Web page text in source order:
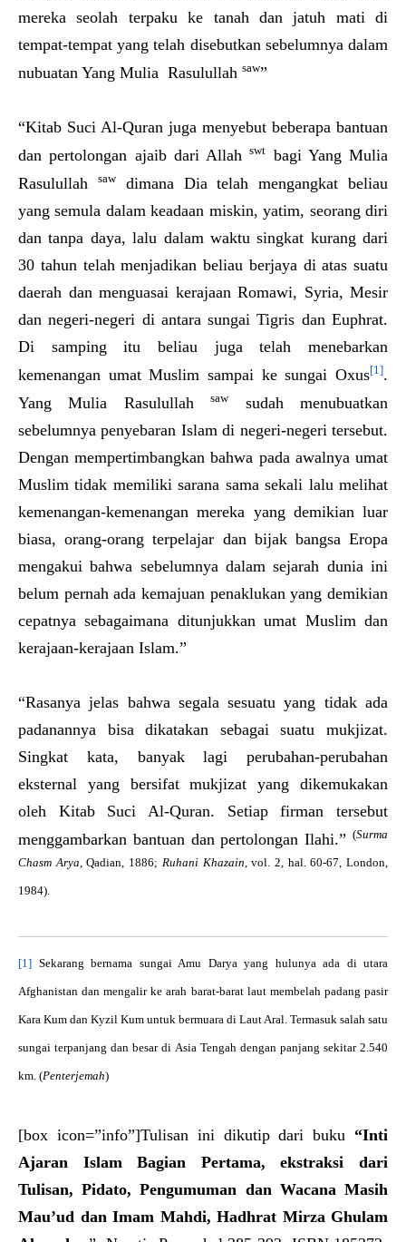
mereka seolah terpaku ke tanah dan jatuh mati di
tempat-tempat yang telah disebutkan sebelumnya dalam
nubuatan Yang Mulia Rasulullah saw”
“Kitab Suci Al-Quran juga menyebut beberapa bantuan
dan pertolongan ajaib dari Allahswt bagi Yang Mulia
Rasulullah
sawdimana Dia telah mengangkat beliau
yang semula dalam keadaan miskin, yatim, seorang diri
dan tanpa daya, lalu dalam waktu singkat kurang dari
30 tahun telah menjadikan beliau berjaya di atas suatu
daerah dan menguasai kerajaan Romawi, Syria, Mesir
dan negeri-negeri di antara sungai Tigris dan Euphrat.
Di samping itu beliau juga telah menebarkan
kemenangan umat Muslim sampai ke sungai Oxus[1].
Yang Mulia Rasulullahsawsudah menubuatkan
sebelumnya penyebaran Islam di negeri-negeri tersebut.
Dengan mempertimbangkan bahwa pada awalnya umat
Muslim tidak memiliki sarana sama sekali lalu melihat
kemenangan-kemenangan mereka yang demikian luar
biasa, orang-orang terpelajar dan bijak bangsa Eropa
mengakui bahwa sebelumnya dalam sejarah dunia ini
belum pernah ada kemajuan penaklukan yang demikian
cepatnya sebagaimana ditunjukkan umat Muslim dan
kerajaan-kerajaan Islam.”
“Rasanya jelas bahwa segala sesuatu yang tidak ada
padanannya bisa dikatakan sebagai suatu mukjizat.
Singkat kata, banyak lagi perubahan-perubahan
eksternal yang bersifat mukjizat yang dikemukakan
oleh Kitab Suci Al-Quran. Setiap firman tersebut
menggambarkan bantuan dan pertolongan Ilahi.” (Surma
Chasm Arya, Qadian, 1886; Ruhani Khazain, vol. 2, hal. 60-67, London,
1984).
[1] Sekarang bernama sungai Amu Darya yang hulunya ada di utara
Afghanistan dan mengalir ke arah barat-barat laut membelah padang pasir
Kara Kum dan Kyzil Kum untuk bermuara di Laut Aral. Termasuk salah satu
sungai terpanjang dan besar di Asia Tengah dengan panjang sekitar 2.540
km. (Penterjemah)
[box icon=”info”]Tulisan ini dikutip dari buku “Inti
Ajaran Islam Bagian Pertama, ekstraksi dari
Tulisan, Pidato, Pengumuman dan Wacana Masih
Mau’ud dan Imam Mahdi, Hadhrat Mirza Ghulam